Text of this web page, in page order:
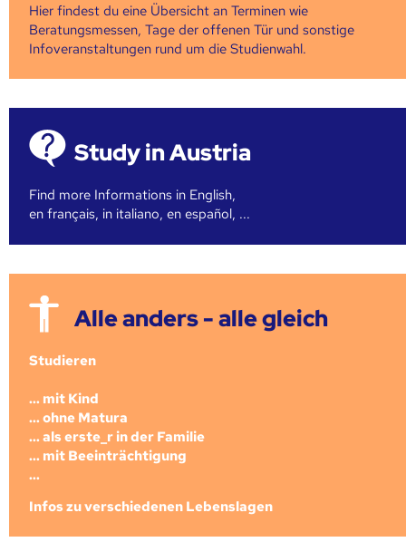
Hier findest du eine Übersicht an Terminen wie
Beratungsmessen, Tage der offenen Tür und sonstige
Infoveranstaltungen rund um die Studienwahl.
Study in Austria
Find more Informations in English,
en français, in italiano, en español, ...
Alle anders - alle gleich
Studieren
... mit Kind
... ohne Matura
... als erste_r in der Familie
... mit Beeinträchtigung
...
Infos zu verschiedenen Lebenslagen